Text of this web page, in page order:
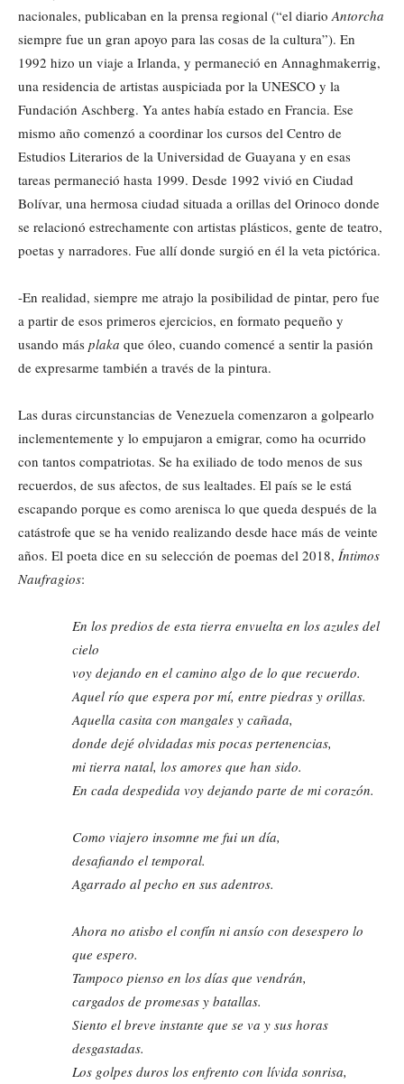
nacionales, publicaban en la prensa regional (“el diario Antorcha
siempre fue un gran apoyo para las cosas de la cultura”). En
1992 hizo un viaje a Irlanda, y permaneció en Annaghmakerrig,
una residencia de artistas auspiciada por la UNESCO y la
Fundación Aschberg. Ya antes había estado en Francia. Ese
mismo año comenzó a coordinar los cursos del Centro de
Estudios Literarios de la Universidad de Guayana y en esas
tareas permaneció hasta 1999. Desde 1992 vivió en Ciudad
Bolívar, una hermosa ciudad situada a orillas del Orinoco donde
se relacionó estrechamente con artistas plásticos, gente de teatro,
poetas y narradores. Fue allí donde surgió en él la veta pictórica.
-En realidad, siempre me atrajo la posibilidad de pintar, pero fue
a partir de esos primeros ejercicios, en formato pequeño y
usando más plaka que óleo, cuando comencé a sentir la pasión
de expresarme también a través de la pintura.
Las duras circunstancias de Venezuela comenzaron a golpearlo
inclementemente y lo empujaron a emigrar, como ha ocurrido
con tantos compatriotas. Se ha exiliado de todo menos de sus
recuerdos, de sus afectos, de sus lealtades. El país se le está
escapando porque es como arenisca lo que queda después de la
catástrofe que se ha venido realizando desde hace más de veinte
años. El poeta dice en su selección de poemas del 2018, Íntimos
Naufragios:
En los predios de esta tierra envuelta en los azules del
cielo
voy dejando en el camino algo de lo que recuerdo.
Aquel río que espera por mí, entre piedras y orillas.
Aquella casita con mangales y cañada,
donde dejé olvidadas mis pocas pertenencias,
mi tierra natal, los amores que han sido.
En cada despedida voy dejando parte de mi corazón.
Como viajero insomne me fui un día,
desafiando el temporal.
Agarrado al pecho en sus adentros.
Ahora no atisbo el confín ni ansío con desespero lo
que espero.
Tampoco pienso en los días que vendrán,
cargados de promesas y batallas.
Siento el breve instante que se va y sus horas
desgastadas.
Los golpes duros los enfrento con lívida sonrisa,